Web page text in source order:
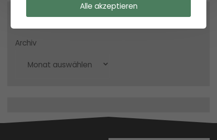
Archives
Archiv
Alle akzeptieren